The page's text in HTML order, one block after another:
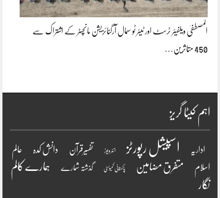
المصطفیٰ ویلفیئر ٹرسٹ اور ٹیئر ٹو سمال آرگنائزیشن مانچسٹر کے اشتراک سے
450 متاثرین…
اہم کیٹا گریز
اداریہ اسپیشل رپورٹز انٹرویو ز تفسیرقرآن دانش کدہ عالم
اسلام متفرق مضامین پاکستانی کمیونٹی گذشتہ شمارے
ہمارے کالم
نگار